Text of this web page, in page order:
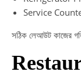
Service
সঠিক লেআউট কাজের